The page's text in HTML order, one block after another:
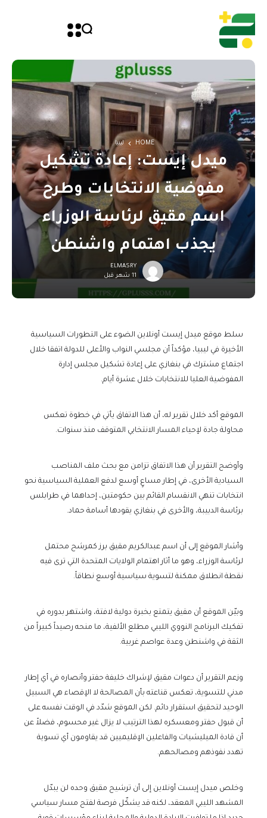
HOME ليبيا
ميدل إيست: إعادة تشكيل
مفوضية الانتخابات وطرح
اسم مقيق لرئاسة الوزراء
يجذب اهتمام واشنطن
ELMASRY
11 شهر قبل
سلط موقع ميدل إيست أونلاين الضوء على التطورات السياسية
الأخيرة في ليبيا، مؤكداً أن مجلسي النواب والأعلى للدولة اتفقا خلال
اجتماع مشترك في بنغازي على إعادة تشكيل مجلس إدارة
المفوضية العليا للانتخابات خلال عشرة أيام.
الموقع أكد خلال تقرير له، أن هذا الاتفاق يأتي في خطوة تعكس
محاولة جادة لإحياء المسار الانتخابي المتوقف منذ سنوات.
وأوضح التقرير أن هذا الاتفاق تزامن مع بحث ملف المناصب
السيادية الأخرى، في إطار مساعٍ أوسع لدفع العملية السياسية نحو
انتخابات تنهي الانقسام القائم بين حكومتين، إحداهما في طرابلس
برئاسة الدبيبة، والأخرى في بنغازي يقودها أسامة حماد.
وأشار الموقع إلى أن اسم عبدالكريم مقيق برز كمرشح محتمل
لرئاسة الوزراء، وهو ما أثار اهتمام الولايات المتحدة التي ترى فيه
نقطة انطلاق ممكنة لتسوية سياسية أوسع نطاقاً.
وبيّن الموقع أن مقيق يتمتع بخبرة دولية لافتة، واشتهر بدوره في
تفكيك البرنامج النووي الليبي مطلع الألفية، ما منحه رصيداً كبيراً من
الثقة في واشنطن وعدة عواصم غربية.
وزعم التقرير أن دعوات مقيق لإشراك خليفة حفتر وأنصاره في أي إطار
مدني للتسوية، تعكس قناعته بأن المصالحة لا الإقصاء هي السبيل
الوحيد لتحقيق استقرار دائم. لكن الموقع شدّد في الوقت نفسه على
أن قبول حفتر ومعسكره لهذا الترتيب لا يزال غير محسوم، فضلاً عن
أن قادة الميليشيات والفاعلين الإقليميين قد يقاومون أي تسوية
تهدد نفوذهم ومصالحهم.
وخلص ميدل إيست أونلاين إلى أن ترشيح مقيق وحده لن يبدّل
المشهد الليبي المعقد، لكنه قد يشكّل فرصة لفتح مسار سياسي